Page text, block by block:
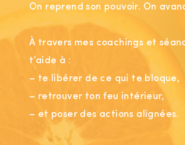
On reprend son pouvoir. On
À travers mes coachings et
t’aide à :
– te libérer de ce qui te bloque,
– retrouver ton feu intérieur,
– et poser des actions alignées.